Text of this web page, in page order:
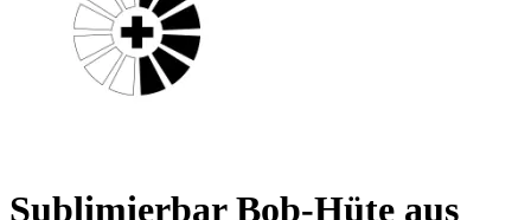
Sublimierbar Bob-Hüte aus